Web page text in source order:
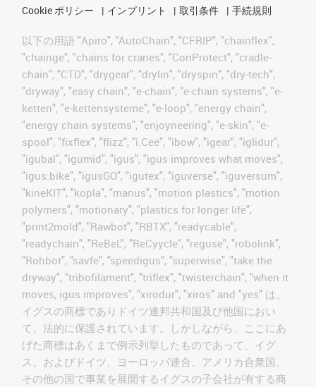
Cookie ポリシー
インプリント 取引条件 手続規則
以下の用語 "Apiro", "AutoChain", "CFRIP", "chainflex",
"chainge", "chains for cranes", "ConProtect", "cradle-
chain", "CTD", "drygear", "drylin", "dryspin", "dry-tech",
"dryway", "easy chain", "e-chain", "e-chain systems", "e-
ketten", "e-kettensysteme", "e-loop", "energy chain",
"energy chain systems", "enjoyneering", "e-skin", "e-
spool", "fixflex", "flizz", "i.Cee", "ibow", "igear", "iglidur",
"igubal", "igumid", "igus", "igus improves what moves",
"igus:bike", "igusGO", "igutex", "iguverse", "iguversum",
"kineKIT", "kopla", "manus", "motion plastics", "motion
polymers", "motionary", "plastics for longer life",
"print2mold", "Rawbot", "RBTX", "readycable",
"readychain", "ReBeL", "ReCyycle", "reguse", "robolink",
"Rohbot", "savfe", "speedigus", "superwise", "take the
dryway", "tribofilament", "triflex", "twisterchain", "when it
moves, igus improves", "xirodur", "xiros" and "yes" は、
イグスの商標でありドイツ連邦共和国及び他国におい
て、法的に保護されています。しかしながら、ここにあ
げた商標はあくまで例示列挙したものであって、イグ
ス、およびドイツ、ヨーロッパ連合、アメリカ合衆国、
その他の国で事業を展開するイグスの子会社が有する商